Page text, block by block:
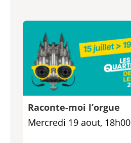
Raconte-moi l’orgue
Mercredi 19 aout, 18h00